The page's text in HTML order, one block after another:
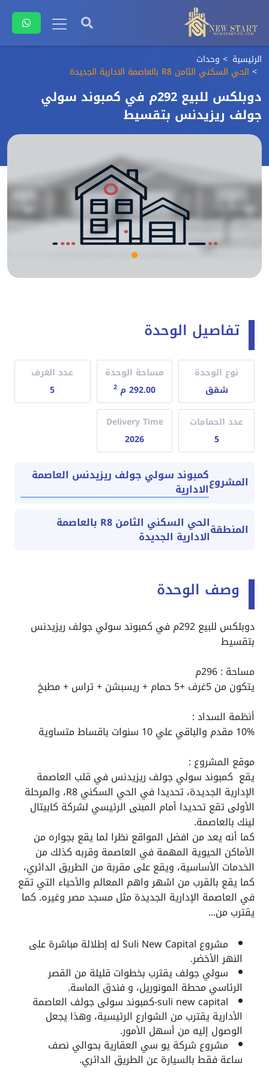
الرئيسية وحدات
الحي السكني الثامن R8 بالعاصمة الادارية الجديدة
دوبلكس للبيع 292م في كمبوند سولي
جولف ريزيدنس بتقسيط
تفاصيل الوحدة
نوع الوحدة
شقق
مساحة الوحدة
292.00 م
2
عدد الغرف
5
عدد الحمامات
5
Delivery Time
2026
المشروعكمبوند سولي جولف ريزيدنس العاصمة
الادارية
المنطقة الحي السكني الثامن R8 بالعاصمة
الادارية الجديدة
وصف الوحدة
دوبلكس للبيع 292م في كمبوند سولي جولف ريزيدنس
بتقسيط
مساحة : 296م
يتكون من 5غرف +5 حمام + ريسبشن + تراس + مطبخ
أنظمة السداد :
10% مقدم والباقي علي 10 سنوات باقساط متساوية
موقع المشروع :
يقع كمبوند سولي جولف ريزيدنس في قلب العاصمة
الإدارية الجديدة، تحديدا في الحي السكني R8، والمرحلة
الأولى تقع تحديدا أمام المبنى الرئيسي لشركة كابيتال
لينك بالعاصمة.
كما أنه يعد من افضل المواقع نظرا لما يقع بجواره من
الأماكن الحيوية المهمة في العاصمة وقربه كذلك من
الخدمات الأساسية، ويقع على مقربة من الطريق الدائري،
كما يقع بالقرب من اشهر واهم المعالم والأحياء التي تقع
في العاصمة الإدارية الجديدة مثل مسجد مصر وغيره. كما
يقترب من...
مشروع Suli New Capital
له إطلالة مباشرة على
النهر الأخضر.
سولي جولف يقترب بخطوات قليلة من القصر
الرئاسي محطة المونوريل، و فندق الماسة.
suli new capital-كمبوند سولى جولف العاصمة
الأدارية يقترب من الشوارع الرئيسية، وهذا يجعل
الوصول إليه من أسهل الأمور.
مشروع شركة يو سي العقارية بحوالي نصف
ساعة فقط بالسيارة عن الطريق الدائري.